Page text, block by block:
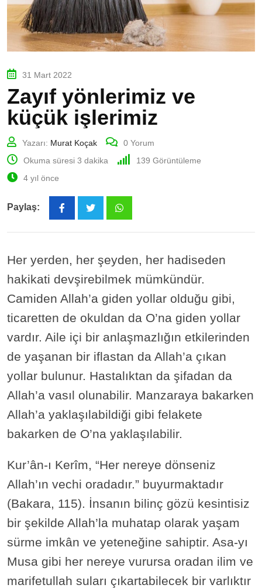
31 Mart 2022
Zayıf yönlerimiz ve
küçük işlerimiz
Yazarı: Murat Koçak 0 Yorum
Okuma süresi 3 dakika
139 Görüntüleme
4 yıl önce
Paylaş:
Her yerden, her şeyden, her hadiseden
hakikati devşirebilmek mümkündür.
Camiden Allah’a giden yollar olduğu gibi,
ticaretten de okuldan da O’na giden yollar
vardır. Aile içi bir anlaşmazlığın etkilerinden
de yaşanan bir iflastan da Allah’a çıkan
yollar bulunur. Hastalıktan da şifadan da
Allah’a vasıl olunabilir. Manzaraya bakarken
Allah’a yaklaşılabildiği gibi felakete
bakarken de O’na yaklaşılabilir.
Kur’ân-ı Kerîm, “Her nereye dönseniz
Allah’ın vechi oradadır.” buyurmaktadır
(Bakara, 115). İnsanın bilinç gözü kesintisiz
bir şekilde Allah’la muhatap olarak yaşam
sürme imkân ve yeteneğine sahiptir. Asa-yı
Musa gibi her nereye vurursa oradan ilim ve
marifetullah suları çıkartabilecek bir varlıktır